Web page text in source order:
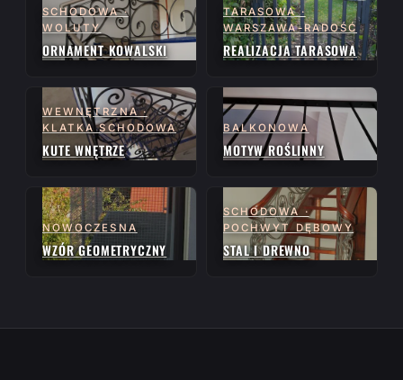
SCHODOWA ·
WOLUTY
ORNAMENT KOWALSKI
TARASOWA ·
WARSZAWA-RADOŚĆ
REALIZACJA TARASOWA
WEWNĘTRZNA ·
KLATKA SCHODOWA
KUTE WNĘTRZE
BALKONOWA
MOTYW ROŚLINNY
NOWOCZESNA
WZÓR GEOMETRYCZNY
SCHODOWA ·
POCHWYT DĘBOWY
STAL I DREWNO